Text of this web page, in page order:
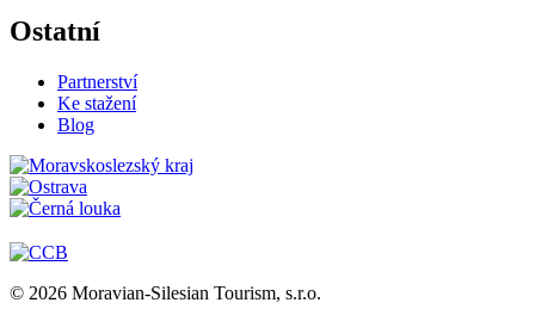
Ostatní
Partnerství
Ke stažení
Blog
© 2026 Moravian-Silesian Tourism, s.r.o.